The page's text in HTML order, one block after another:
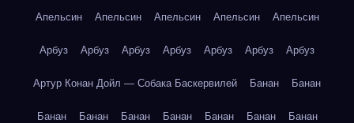
Апельсин Апельсин Апельсин Апельсин Апельсин
Арбуз Арбуз Арбуз Арбуз Арбуз Арбуз Арбуз
Артур Конан Дойл — Собака Баскервилей Банан Банан
Банан Банан Банан Банан Банан Банан Банан